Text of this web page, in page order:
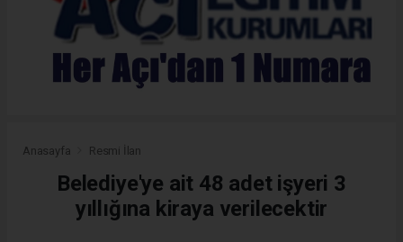
Anasayfa Resmi İlan
Belediye'ye ait 48 adet işyeri 3
yıllığına kiraya verilecektir